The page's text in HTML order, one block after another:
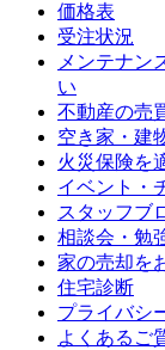
価格表
受注状況
メンテナン
い
不動産の売
空き家・建
火災保険を
イベント・
スタッフブ
相談会・勉
家の売却を
住宅診断
プライバシ
よくあるご